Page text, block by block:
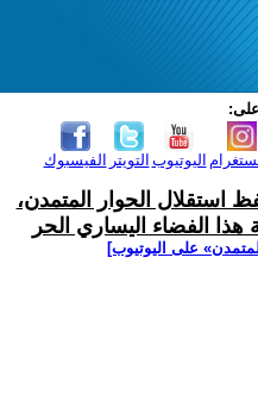
على:
الفيسبوك التويتر اليوتيوب
استقلال الحوار المتمدن،
الفضاء اليساري الحر
على اليوتيوب]